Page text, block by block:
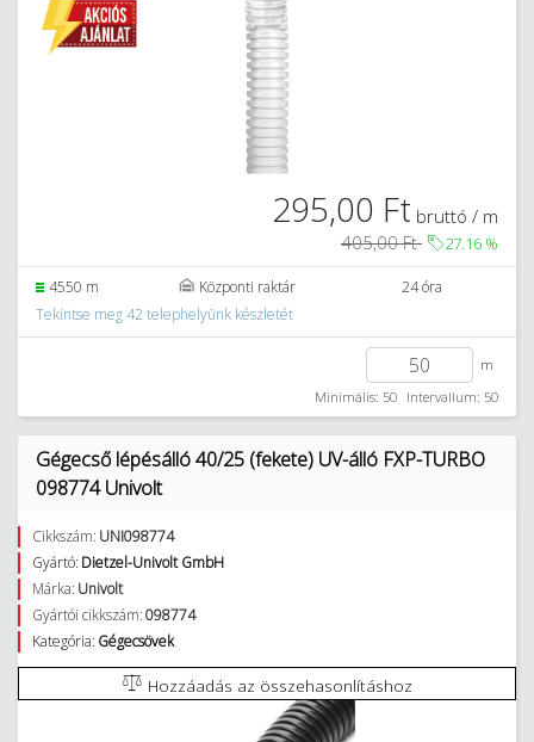
295,00 Ft bruttó / m
405,00 Ft
27.16 %
4550 m Központi raktár
24 óra
Tekintse meg 42 telephelyünk készletét
m
Minimális: 50 Intervallum: 50
Gégecső lépésálló 40/25 (fekete) UV-álló FXP-TURBO
098774 Univolt
Cikkszám: UNI098774
Gyártó: Dietzel-Univolt GmbH
Márka: Univolt
Gyártói cikkszám:098774
Kategória: Gégecsövek
Hozzáadás az összehasonlításhoz